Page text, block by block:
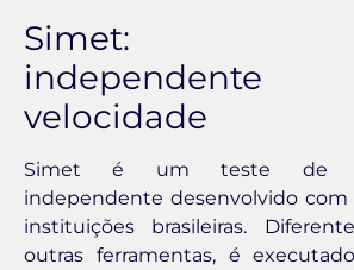
Simet:
velocidade
Simet é um teste de
independente desenvolvido
instituições brasileiras.
outras ferramentas, é